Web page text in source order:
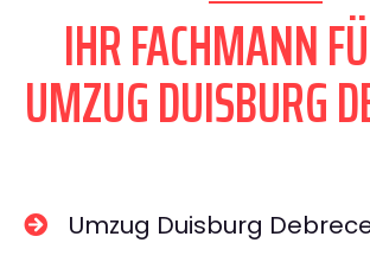
IHR FACHMANN
UMZUG DUISBURG
Umzug Duisburg